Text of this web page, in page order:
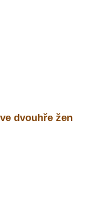
dvouhře žen